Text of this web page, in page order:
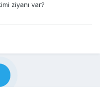
ziyanı var?